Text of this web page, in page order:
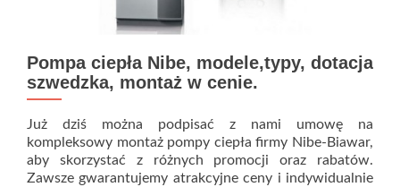
Pompa ciepła Nibe, modele,typy, dotacja
szwedzka, montaż w cenie.
Już dziś można podpisać z nami umowę na
kompleksowy montaż pompy ciepła firmy Nibe-Biawar,
aby skorzystać z różnych promocji oraz rabatów.
Zawsze gwarantujemy atrakcyjne ceny i indywidualnie